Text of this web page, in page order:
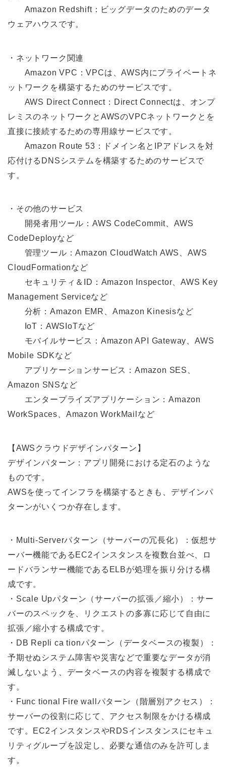
Amazon Redshift：ビッグデータのためのデータ
ウェアハウスです。
・ネットワーク関連
Amazon VPC：VPCは、AWS内にプライベートネ
ットワークを構築するためのサービスです。
AWS Direct Connect：Direct Connectは、オンプ
レミスのネットワークとAWSのVPCネットワークとを
直接に接続するための専⽤線サービスです。
Amazon Route 53：ドメイン名とIPアドレスを対
応付けるDNSシステムを構築するためのサービスで
す。
・その他のサービス
開発者用ツール：AWS CodeCommit、AWS
CodeDeployなど
管理ツール：Amazon CloudWatch AWS、AWS
CloudFormationなど
セキュリティ＆ID：Amazon Inspector、AWS Key
Management Serviceなど
分析：Amazon EMR、Amazon Kinesisなど
IoT：AWSIoTなど
モバイルサービス：Amazon API Gateway、AWS
Mobile SDKなど
アプリケーションサービス：Amazon SES、
Amazon SNSなど
エンタープライズアプリケーション：Amazon
WorkSpaces、Amazon WorkMailなど
【AWSクラウドデザインパターン】
デザインパターン：アプリ開発における定石のような
ものです。
AWSを使ってインフラを構築するときも、デザインパ
ターンがいくつか存在します。
・Multi-Serverパターン（サーバーの冗⻑化）：仮想サ
ーバー機能であるEC2インスタンスを複数台並べ、ロ
ードバランサー機能であるELBが処理を振り分ける構
成です。
・Scale Upパターン（サーバーの拡張／縮⼩）：サー
バーのスペックを、リクエストの多寡に応じて⾃由に
拡張／縮⼩する構成です。
・DB Repli ca tionパターン（データベースの複製）：
予期せぬシステム障害や災害などで重要なデータが消
滅しないよう、データベースの内容を複製する構成で
す。
・Func tional Fire wallパターン（階層別アクセス）：
サーバーの役割に応じて、アクセス制限をかける構成
です。EC2インスタンスやRDSインスタンスにセキュ
リティグループを設定し、必要な通信のみを許可しま
す。